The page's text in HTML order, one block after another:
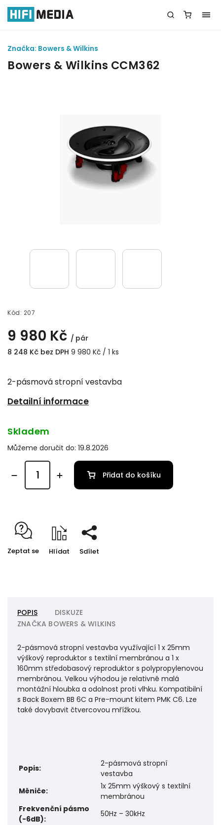
Bowers & Wilkins CCM362
Kód: 207
9 980 Kč / pár
8 248 Kč bez DPH 9 980 Kč / 1 ks
2-pásmová stropní vestavba
Detailní informace
Značka: Bowers & Wilkins
Skladem
Můžeme doručit do: 19.8.2026
Přidat do košíku
Zeptat se Hlídat Sdílet
POPIS
DISKUZE
ZNAČKA BOWERS & WILKINS
2-pásmová stropní vestavba využívající 1 x 25mm
výškový reproduktor s textilní membránou a 1 x
160mm středobasový reproduktor s polypropylenovou
membránou. Velkou výhodou je relativně malá
montážní hloubka a odolnost proti vlhku. Kompatibilní
s Back Boxem BB 6C a Pre-mount kitem PMK C6. Lze
také dovybavit čtvercovou mřížkou.
Popis:
2-pásmová stropní
vestavba
Měniče:
1x 25mm výškový s textilní
membránou
Frekvenční pásmo
(-6dB):
50Hz – 30kHz